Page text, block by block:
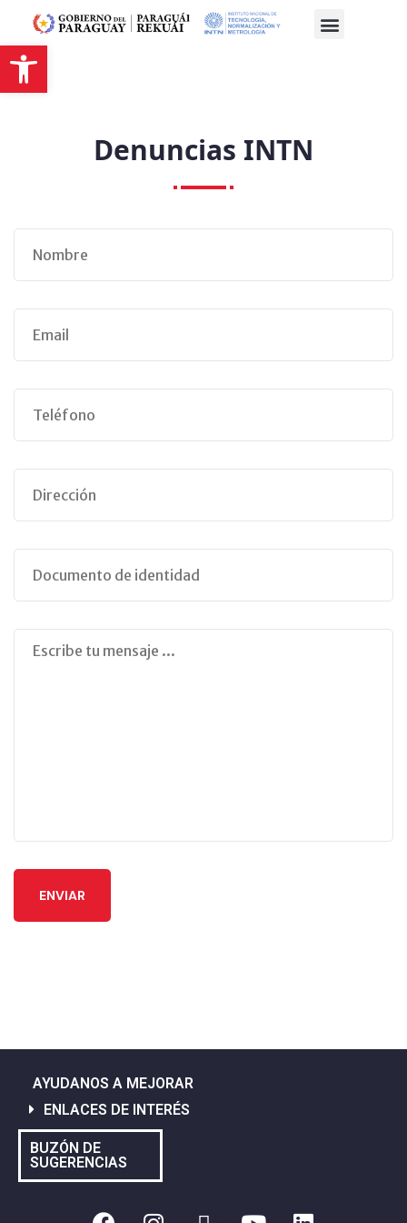
Abrir barra de herramientas
Denuncias INTN
ENVIAR
AYUDANOS A MEJORAR
ENLACES DE INTERÉS
BUZÓN DE
SUGERENCIAS